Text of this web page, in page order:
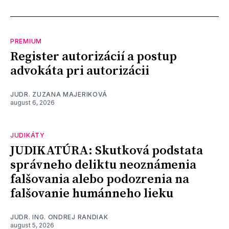
PREMIUM
Register autorizácií a postup
advokáta pri autorizácii
JUDR. ZUZANA MAJERIKOVÁ
august 6, 2026
JUDIKÁTY
JUDIKATÚRA: Skutková podstata
správneho deliktu neoznámenia
falšovania alebo podozrenia na
falšovanie humánneho lieku
JUDR. ING. ONDREJ RANDIAK
august 5, 2026